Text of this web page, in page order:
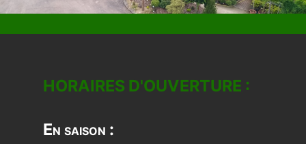
HORAIRES D'OUVERTURE :
En saison :